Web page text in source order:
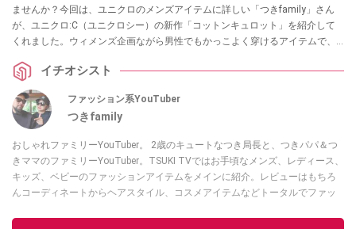
ませんか？今回は、ユニクロのメンズアイテムに詳しい「つきfamily」さん
が、ユニクロ:C（ユニクロシー）の新作「コットンキュロット」を紹介して
くれました。ウィメンズ企画ながら男性でもかっこよく穿けるアイテムで、
わせやすいので、新しいボトムスを探している方は必見です！
イチオシスト
ファッション系YouTuber
つきfamily
おしゃれファミリーYouTuber。 2歳のキュートなつき局長と、つきパパ＆つ
きママのファミリーYouTuber。TSUKI TVではお手頃なメンズ、レディース、
キッズ、ベビーのファッションアイテムをメインに紹介。レビューはもちろ
んコーディネートからヘアスタイル、コスメアイテムなどトータルでファッ